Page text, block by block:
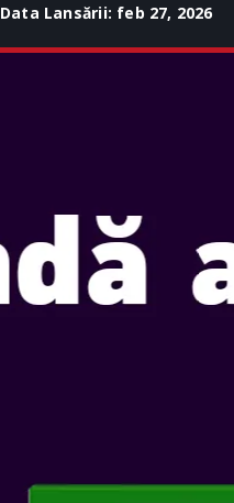
Data Lansării: feb 27, 2026
Resident Evil™ Requiem, al